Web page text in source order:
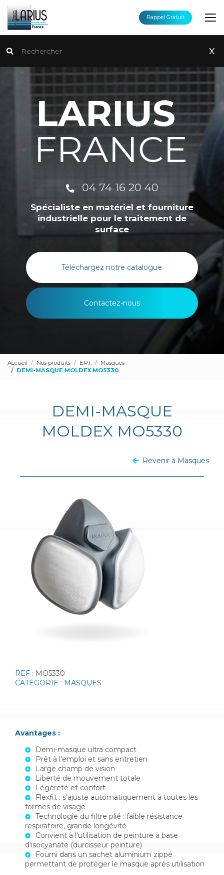
Aller
au
contenu
principal
Rechercher
x
Rappel Gratuit
04 74 16 20 40
Spécialiste en matériel et fourniture
industrielle pour le traitement de
surface
Téléchargez notre catalogue
Contactez-nous
Accueil Nos produits E.P.I.
Masques
DEMI-MASQUE MOLDEX MO5330
DEMI-MASQUE
MOLDEX MO5330
Revenir à Masques
REF : MO5330
CATÉGORIE : MASQUES
Avantages :
Demi-masque ultra compact
Prêt à l'emploi et sans entretien
Large champ de vision
Liberté de mouvement totale
Légèreté et confort
Flexfit : s'ajuste automatiquement à toutes les
formes de visage
Technologie du filtre plié : faible résistance
respiratoire, grande longévité
Convient à l'utilisation de peinture à base
d'isocyanate (durcisseur peinture)
Fourni dans un sachet aluminium zippé
permettant de protéger le masque après utilisation